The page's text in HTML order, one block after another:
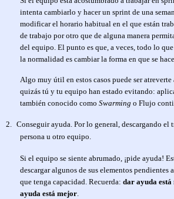
intenta cambiarlo y hacer un sprint de una
modificar el horario habitual en el que están
de trabajo por otro que de alguna manera
del equipo. El punto es que, a veces, todo lo
la normalidad es cambiar la forma en que se
Algo muy útil en estos casos puede ser atreverte
quizás tú y tu equipo han estado evitando:
también conocido como Swarming o Flujo
2. Conseguir ayuda. Por lo general, descargando el
persona u otro equipo.
Si el equipo se siente abrumado, ¡pide ayuda!
descargar algunos de sus elementos
que tenga capacidad. Recuerda: dar ayuda
ayuda está mejor.